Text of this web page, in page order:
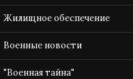
Жилищное обеспечение
Военные новости
"Военная тайна"